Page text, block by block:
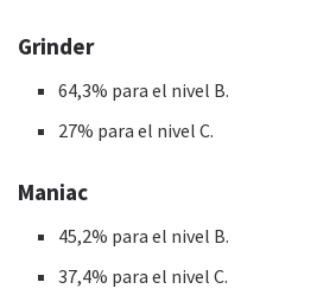
Grinder
64,3% para el nivel B.
27% para el nivel C.
Maniac
45,2% para el nivel B.
37,4% para el nivel C.